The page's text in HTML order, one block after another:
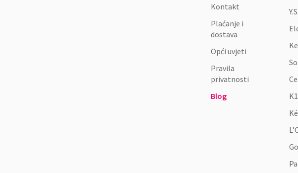
Kontakt
Plaćanje i
dostava
Opći uvjeti
Pravila
privatnosti
Blog